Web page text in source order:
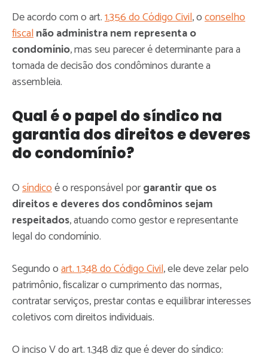
De acordo com o art.1.356 do Código Civil, oconselho
fiscalnão administra nem representa o
condomínio, mas seu parecer é determinante para a
tomada de decisão dos condôminos durante a
assembleia.
Qual é o papel do síndico na
garantia dos direitos e deveres
do condomínio?
Osíndicoé o responsável porgarantir que os
direitos e deveres dos condôminos sejam
respeitados, atuando como gestor e representante
legal do condomínio.
Segundo oart. 1.348 do Código Civil, ele deve zelar pelo
patrimônio, fiscalizar o cumprimento das normas,
contratar serviços, prestar contas e equilibrar interesses
coletivos com direitos individuais.
O inciso V do art. 1.348 diz que é dever do síndico: